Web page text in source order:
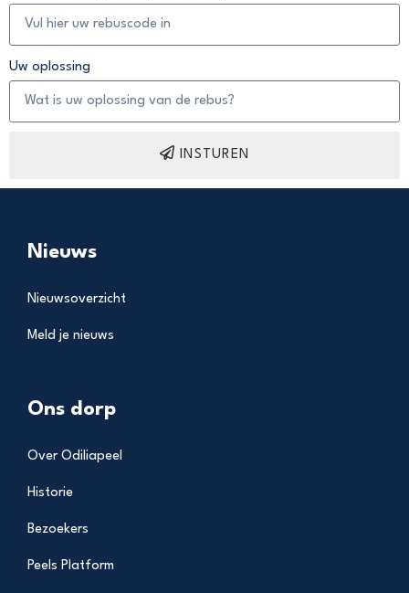
Uw oplossing
INSTUREN
Nieuws
Nieuwsoverzicht
Meld je nieuws
Ons dorp
Over Odiliapeel
Historie
Bezoekers
Peels Platform